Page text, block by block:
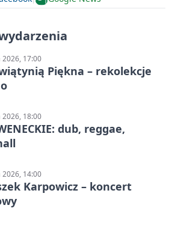
17:00
Piękna – rekolekcje
18:00
dub, reggae,
14:00
Karpowicz – koncert